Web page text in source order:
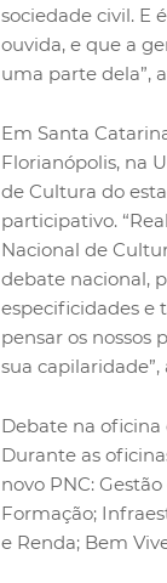
sociedade civil. E
ouvida, e que a
uma parte dela”,
Em Santa
Florianópolis, na
de Cultura do
participativo.
Nacional de
debate nacional,
especificidades e
pensar os nossos
sua
Debate na oficina
Durante as
novo PNC:
Formação;
e Renda; Bem